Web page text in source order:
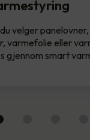
velger panelovner,
varmefolie eller
gjennom smart